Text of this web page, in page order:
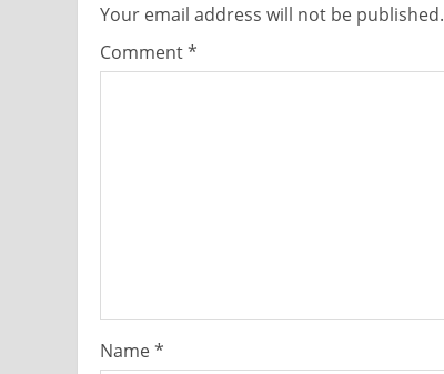
Your email address will not be published.
Comment*
Name*